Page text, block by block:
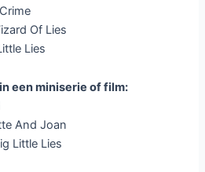
Of Lies
Lies
een miniserie of film:
And Joan
Little Lies